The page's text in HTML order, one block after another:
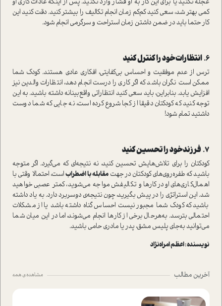
عجله نکنید یا برای این کار به او فشار وارد نکنید. پس از اینکه عادات کاری او
کمی بهتر شد، سعی کنید کم‌کم زمان انجام تکالیف را بیشتر کنید. دقت کنید این
کار حتما باید در ضمن داشتن زمان استراحت و سرگرمی انجام شود.
۶. انتظارات خود را کنترل‌ کنید
ترس از عدم موفقیت و احساس بی‌کفایتی، افکاری عادی هستند. کودک شما
ممکن است نگران باشد که اگر کاری را درست انجام دهد، انتظارات والدین نیز
افزایش یابد. بنابراین، باید سعی کنید انتظاراتی واقع‌بینانه داشته باشید. به این
توجه کنید که کودکتان دقیقا از کجا شروع کرده است، نه جایی که شما دوست
داشتید تمام شود!
۷. فرزند خود را تحسین کنید
کودکتان را برای تلاش‌هایش تحسین کنید، نه نتیجه‌ای که می‌گیرد. اگر متوجه
باشید که طفره‌روی‌های کودکتان در جهت مقابله با اضطراباست، احتمالا وقتی با
اهمال‌کاری‌های او در کارها و تکالیفش مواجه می‌شوید، کمتر عصبی خواهید
شد. این استراتژی را در پیش بگیرید، چون نتیجه‌ی دوسربرد دارد. به یاد داشته
باشید که کودک شما مجبور نیست احساس گناه داشته باشد یا از مشکلات
احتمالی بترسد. به‌هرحال برخی از کارها انجام می‌شوند، اما در این میان شما
می‌توانید به‌جای پلیس مشق، پدر یا مادری حامی باشید.
نویسنده : اعظم امراه‌نژاد
آخرین مطالب مشاهده ی همه